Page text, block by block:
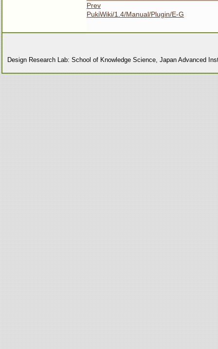
Prev
PukiWiki/1.4/Manual/Plugin/E-G
Design Research Lab: School of Knowledge Science, Japan Advanced